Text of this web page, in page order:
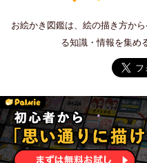
お絵かき図鑑は、絵の描き方か
る知識・情報を集め